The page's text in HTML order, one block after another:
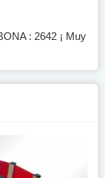
: 2642 ¡ Muy